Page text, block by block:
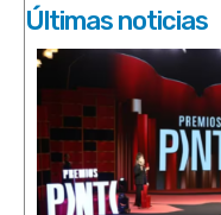
Últimas noticias